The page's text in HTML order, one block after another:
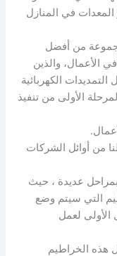
في المنازل
من أفضل
الأعمال، والذين
الكهربائية
الأولى من تنفيذ
من أوائل الشركات
بمراحل عديدة ، حيث
التي سيتم وضع
الأولى لعمل
هذه الخراطيم